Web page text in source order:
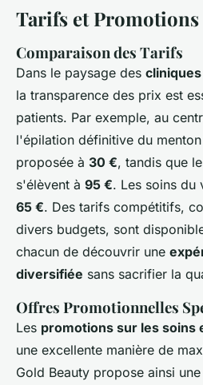
Tarifs et Promotions
Comparaison des Tarifs
Dans le paysage des
la transparence des prix est
patients. Par exemple, au
l'épilation définitive du
proposée à 30 €, tandis que
s'élèvent à 95 €. Les soins du
65 €. Des tarifs compétitifs,
divers budgets, sont
chacun de découvrir une
diversifiée sans sacrifier la
Offres Promotionnelles
Les promotions sur les soins
une excellente manière de
Gold Beauty propose ainsi